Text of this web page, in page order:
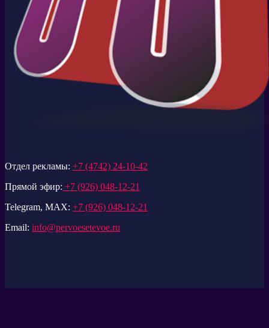
Отдел рекламы: +7 (4742) 24-10-42
Прямой эфир: +7 (926) 048-12-21
Telegram, MAX: +7 (926) 048-12-21
Email: info@pervoesetevoe.ru